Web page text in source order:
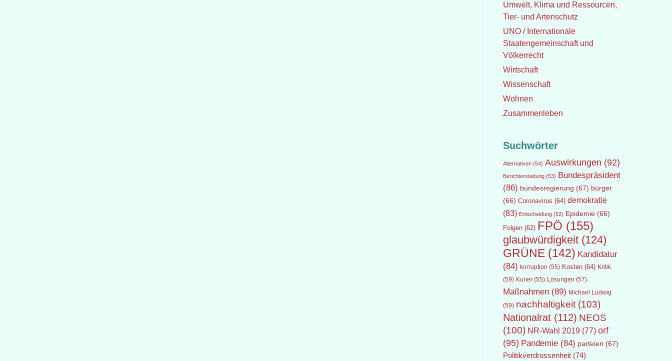
Umwelt, Klima und Ressourcen,
Tier- und Artenschutz
UNO / Internationale
Staatengemeinschaft und
Völkerrecht
Wirtschaft
Wissenschaft
Wohnen
Zusammenleben
Suchwörter
Alternativen(54) Auswirkungen (92)
Berichterstattung(53) Bundespräsident
(86) bundesregierung (67) bürger
(66) Coronavirus (64) demokratie
(83) Entscheidung(52) Epidemie(66)
Folgen(62) FPÖ (155)
glaubwürdigkeit(124)
GRÜNE(142) Kandidatur
(84) korruption (55) Kosten(64) Kritik
(59) Kurier(55) Lösungen (57)
Maßnahmen(89) Michael Ludwig
(59) nachhaltigkeit(103)
Nationalrat(112) NEOS
(100) NR-Wahl 2019(77) orf
(95) Pandemie(84) parteien (67)
Politikverdrossenheit(74)